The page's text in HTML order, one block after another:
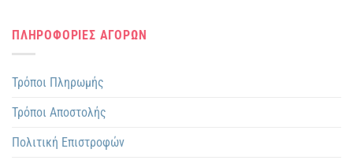
ΠΛΗΡΟΦΟΡΙΕΣ ΑΓΟΡΩΝ
Τρόποι Πληρωμής
Τρόποι Αποστολής
Πολιτική Επιστροφών